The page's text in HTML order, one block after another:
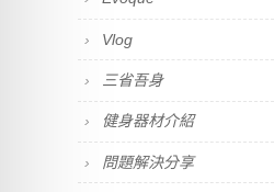
Vlog
三省吾身
健身器材介紹
問題解決分享